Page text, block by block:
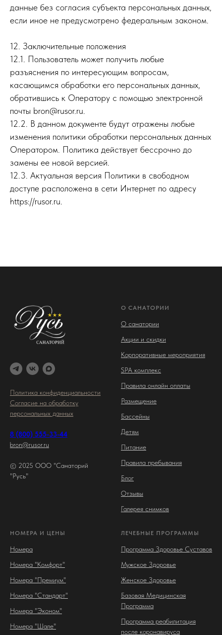
данные без согласия субъекта персональных данных,
если иное не предусмотрено федеральным законом.
12. Заключительные положения
12.1. Пользователь может получить любые
разъяснения по интересующим вопросам,
касающимся обработки его персональных данных,
обратившись к Оператору с помощью электронной
почты bron@rusor.ru.
12.2. В данном документе будут отражены любые
изменения политики обработки персональных данных
Оператором. Политика действует бессрочно до
замены ее новой версией.
12.3. Актуальная версия Политики в свободном
доступе расположена в сети Интернет по адресу
https://rusor.ru.
Политика конфиденциальности
Согласие на обработку
персональных данных
8 (800) 555-33-44
bron@rusor.ru
© 2025 ООО "Санаторий
"Русь"
О САНАТОРИИ
О санатории
Акции и скидки
Корпоративные мероприятия
SPA комплекс
Правила онлайн оплаты
Размещение
Бассейны
Детям
Питание
Правила пребывания
Блог
Отзывы
Галерея снимков
НОМЕРА И ЦЕНЫ
Номера
Номера "Комфорт"
Номера "Премиум"
Номера "Стандарт"
Номера "Эконом"
Номера "Шале"
ЛЕЧЕБНЫЕ ПРОГРАММЫ
Программа Здоровье Суставов
Мужское Здоровье
Женское Здоровье
Базовая Медицинская
Программа
Программа реабилитация
после коронавируса